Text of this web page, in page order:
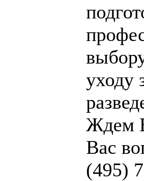
уходу
Ждем
Вас
(495)